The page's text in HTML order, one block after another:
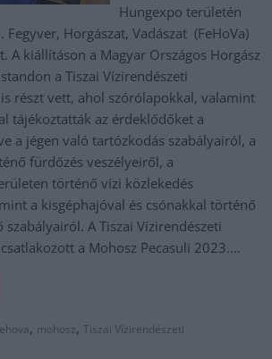
Hungexpo területén
Fegyver, Horgászat, Vadászat (FeHoVa)
A kiállításon a Magyar Országos Horgász
a Tiszai Vízirendészeti
részt vett, ahol szórólapokkal, valamint
tájékoztatták az érdeklődőket a
a jégen való tartózkodás szabályairól, a
fürdőzés veszélyeiről, a
történő vízi közlekedés
a kisgéphajóval és csónakkal történő
szabályairól. A Tiszai Vízirendészeti
a Mohosz Pecasuli 2023.…
, mohosz,Tiszai Vízirendészeti